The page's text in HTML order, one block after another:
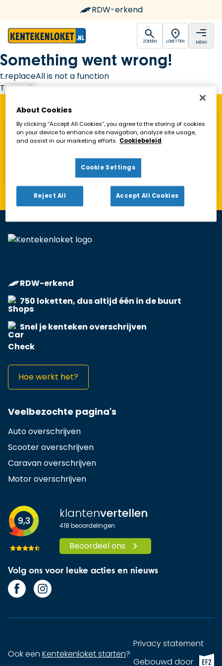
RDW-erkend
open
ZOEKEN LOKETTEN MENU
Something went wrong!
t.replaceAll is not a function
Try again
Vind een Kentekenloket in de buurt!
Toon alleen geopende loketten
RDW-erkend
750 loketten, dus altijd één in de buurt
Snel je kenteken overschrijven
Hoe werkt het?
Veelbezochte pagina's
Auto overschrijven
Scooter overschrijven
Caravan overschrijven
Motor overschrijven
9,3 klantenvertellen
418 beoordelingen
Beoordeel ons
Volg ons voor leuke acties en nieuws
Ook een Kentekenloket starten?
Privacy statement
Gebouwd doorEF2
About Cookies
By clicking “Accept All Cookies”, you agree to the storing of cookies
on your device to enhance site navigation, analyze site usage,
and assist in our marketing efforts. Cookiebeleid
Cookie Settings
Reject All Accept All Cookies